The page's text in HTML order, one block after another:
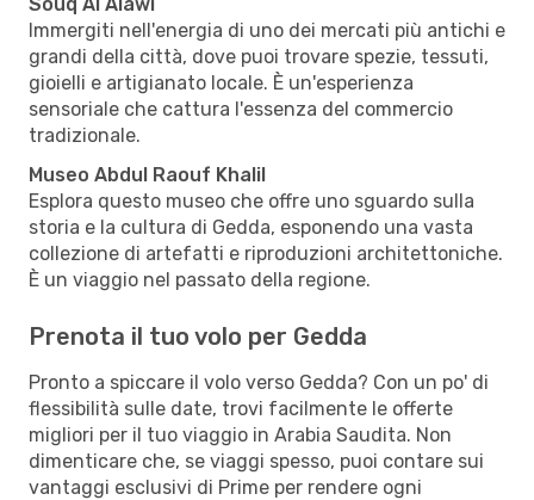
Immergiti nell'energia di uno dei mercati più antichi e
grandi della città, dove puoi trovare spezie, tessuti,
gioielli e artigianato locale. È un'esperienza
sensoriale che cattura l'essenza del commercio
tradizionale.
Museo Abdul Raouf Khalil
Esplora questo museo che offre uno sguardo sulla
storia e la cultura di Gedda, esponendo una vasta
collezione di artefatti e riproduzioni architettoniche.
È un viaggio nel passato della regione.
Prenota il tuo volo per Gedda
Pronto a spiccare il volo verso Gedda? Con un po' di
flessibilità sulle date, trovi facilmente le offerte
migliori per il tuo viaggio in Arabia Saudita. Non
dimenticare che, se viaggi spesso, puoi contare sui
vantaggi esclusivi di Prime per rendere ogni